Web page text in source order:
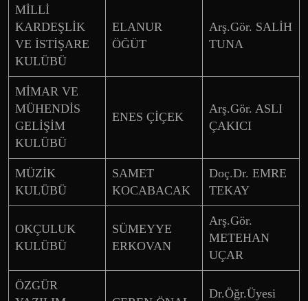
MİLLİ
KARDEŞLİK
VE İSTİŞARE
KULÜBÜ
ELANUR
ÖĞÜT
Arş.Gör. SALİH
TUNA
MİMAR VE
MÜHENDİS
GELİŞİM
KULÜBÜ
ENES ÇİÇEK
Arş.Gör. ASLI
ÇAKICI
MÜZİK
KULÜBÜ
SAMET
KOCABACAK
Doç.Dr. EMRE
TEKAY
OKÇULUK
KULÜBÜ
SÜMEYYE
ERKOVAN
Arş.Gör.
METEHAN
UÇAR
ÖZGÜR
Dr.Öğr.Üyesi